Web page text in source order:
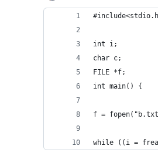
int i;
char c;
FILE *f;
int main() {
f =
while ((i =